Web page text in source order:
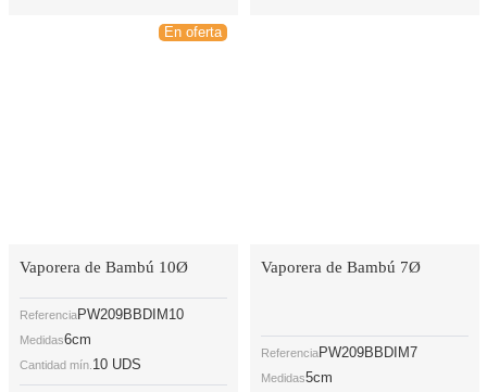
En oferta
Vaporera de Bambú 10Ø
ReferenciaPW209BBDIM10
Medidas6cm
Cantidad mín. 10 UDS
Vaporera de Bambú 7Ø
ReferenciaPW209BBDIM7
Medidas5cm